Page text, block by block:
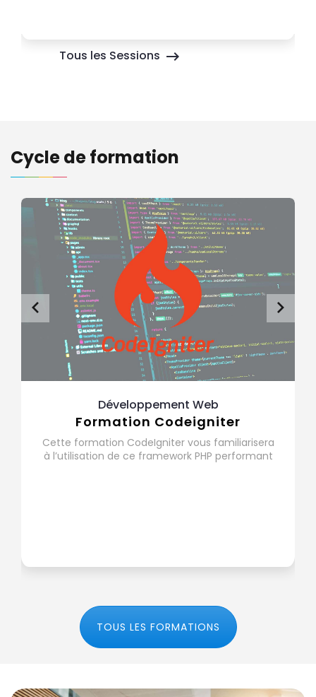
Tous les Sessions
Cycle de formation
Développement Web
Formation Codeigniter
Cette formation CodeIgniter vous familiarisera
à l’utilisation de ce framework PHP performant
TOUS LES FORMATIONS